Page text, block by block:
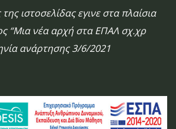
ιστοσελίδας εγινε στα πλαίσια
“Μια νέα αρχή στα ΕΠΑΛ σχ.χρ
ανάρτησης 3/6/2021